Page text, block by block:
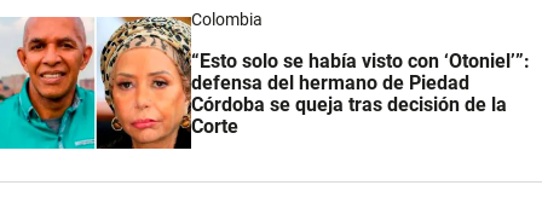
Colombia
“Esto solo se había visto con ‘Otoniel’”:
defensa del hermano de Piedad
Córdoba se queja tras decisión de la
Corte